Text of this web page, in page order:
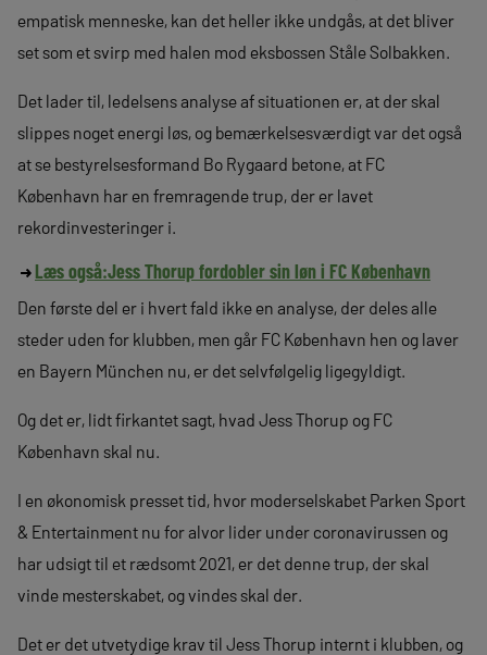
empatisk menneske, kan det heller ikke undgås, at det bliver
set som et svirp med halen mod eksbossen Ståle Solbakken.
Det lader til, ledelsens analyse af situationen er, at der skal
slippes noget energi løs, og bemærkelsesværdigt var det også
at se bestyrelsesformand Bo Rygaard betone, at FC
København har en fremragende trup, der er lavet
rekordinvesteringer i.
Læs også:Jess Thorup fordobler sin løn i FC København
Den første del er i hvert fald ikke en analyse, der deles alle
steder uden for klubben, men går FC København hen og laver
en Bayern München nu, er det selvfølgelig ligegyldigt.
Og det er, lidt firkantet sagt, hvad Jess Thorup og FC
København skal nu.
I en økonomisk presset tid, hvor moderselskabet Parken Sport
& Entertainment nu for alvor lider under coronavirussen og
har udsigt til et rædsomt 2021, er det denne trup, der skal
vinde mesterskabet, og vindes skal der.
Det er det utvetydige krav til Jess Thorup internt i klubben, og